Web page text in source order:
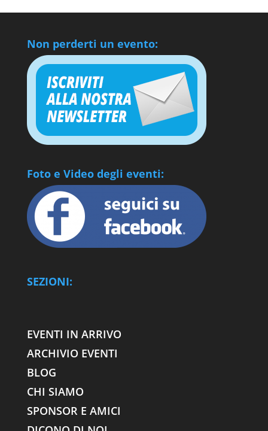
Non perderti un evento:
Foto e Video degli eventi:
SEZIONI:
EVENTI IN ARRIVO
ARCHIVIO EVENTI
BLOG
CHI SIAMO
SPONSOR E AMICI